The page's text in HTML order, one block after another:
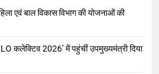
एवं बाल विकास विभाग की योजनाओं की
कलेक्टिव 2026’ में पहुंचीं उपमुख्यमंत्री दिया